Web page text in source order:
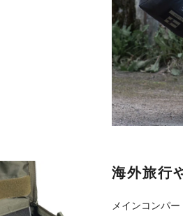
海外旅行
メインコンパ